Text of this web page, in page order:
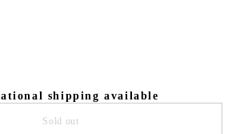
shipping available
Sold out